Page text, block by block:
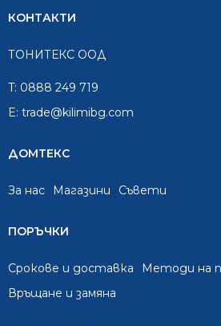
КОНТАКТИ
ТОНИТЕКС ООД
T: 0888 249 719
E: trade@kilimibg.com
ДОМТЕКС
За нас Mагазини Съвети
ПОРЪЧКИ
Срокове и доставка
Методи на
Връщане и замяна